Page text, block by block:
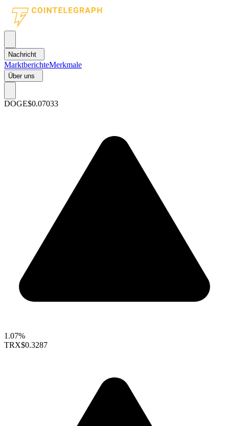
Nachricht
MarktberichteMerkmale
Über uns
DOGE$0.07033
1.07%
TRX$0.3287